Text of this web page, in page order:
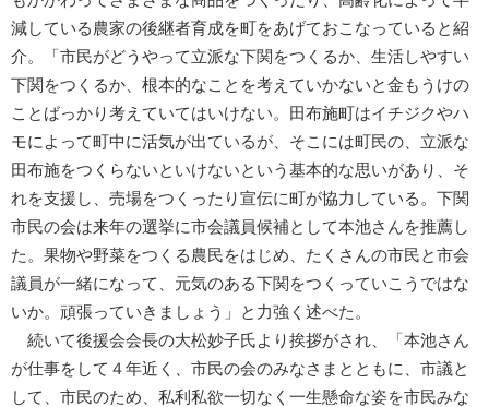
減している農家の後継者育成を町をあげておこなっていると紹
介。「市民がどうやって立派な下関をつくるか、生活しやすい
下関をつくるか、根本的なことを考えていかないと金もうけの
ことばっかり考えていてはいけない。田布施町はイチジクやハ
モによって町中に活気が出ているが、そこには町民の、立派な
田布施をつくらないといけないという基本的な思いがあり、そ
れを支援し、売場をつくったり宣伝に町が協力している。下関
市民の会は来年の選挙に市会議員候補として本池さんを推薦し
た。果物や野菜をつくる農民をはじめ、たくさんの市民と市会
議員が一緒になって、元気のある下関をつくっていこうではな
いか。頑張っていきましょう」と力強く述べた。
続いて後援会会長の大松妙子氏より挨拶がされ、「本池さん
が仕事をして４年近く、市民の会のみなさまとともに、市議と
して、市民のため、私利私欲一切なく一生懸命な姿を市民みな